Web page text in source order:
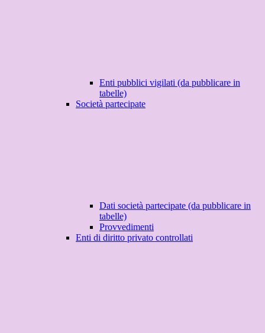
Enti pubblici vigilati (da pubblicare in
tabelle)
Società partecipate
Dati società partecipate (da pubblicare in
tabelle)
Provvedimenti
Enti di diritto privato controllati